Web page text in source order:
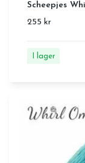
Scheepjes
255 kr
I lager